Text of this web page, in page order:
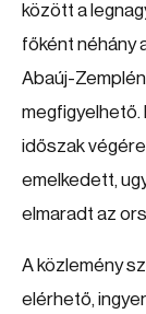
között a
főként néhány
Abaúj-
megfigyelhető.
időszak
emelkedett,
elmaradt az
A közlemény
elérhető,